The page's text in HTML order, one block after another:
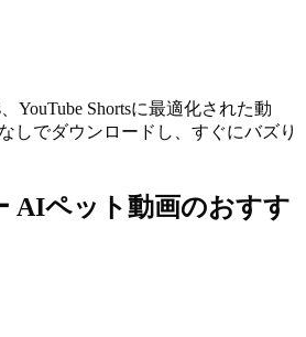
YouTube Shortsに最適化された動
しでダウンロードし、すぐにバズり
AIペット動画のおすす